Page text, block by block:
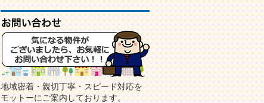
地域密着・親切丁寧・スピード対応を
モットーにご案内しております。